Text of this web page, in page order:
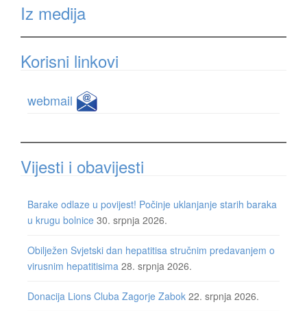
Iz medija
Korisni linkovi
webmail
Vijesti i obavijesti
Barake odlaze u povijest! Počinje uklanjanje starih baraka
u krugu bolnice 30. srpnja 2026.
Obilježen Svjetski dan hepatitisa stručnim predavanjem o
virusnim hepatitisima 28. srpnja 2026.
Donacija Lions Cluba Zagorje Zabok 22. srpnja 2026.